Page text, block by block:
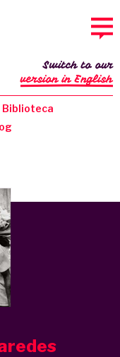
Biblioteca
Switch to our
version in English